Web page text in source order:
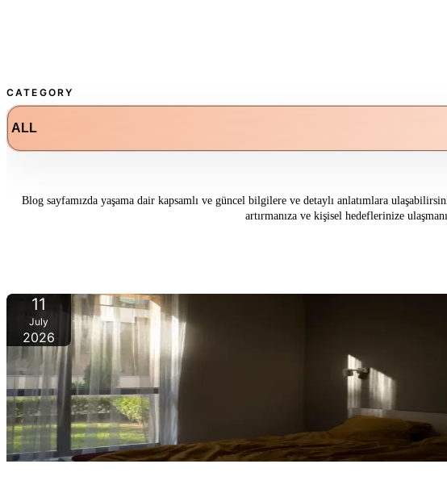
CATEGORY
Blog sayfamızda yaşama dair kapsamlı ve güncel bilgilere ve detaylı anlatımlara
artırmanıza ve kişisel hedeflerinize
11
July
2026